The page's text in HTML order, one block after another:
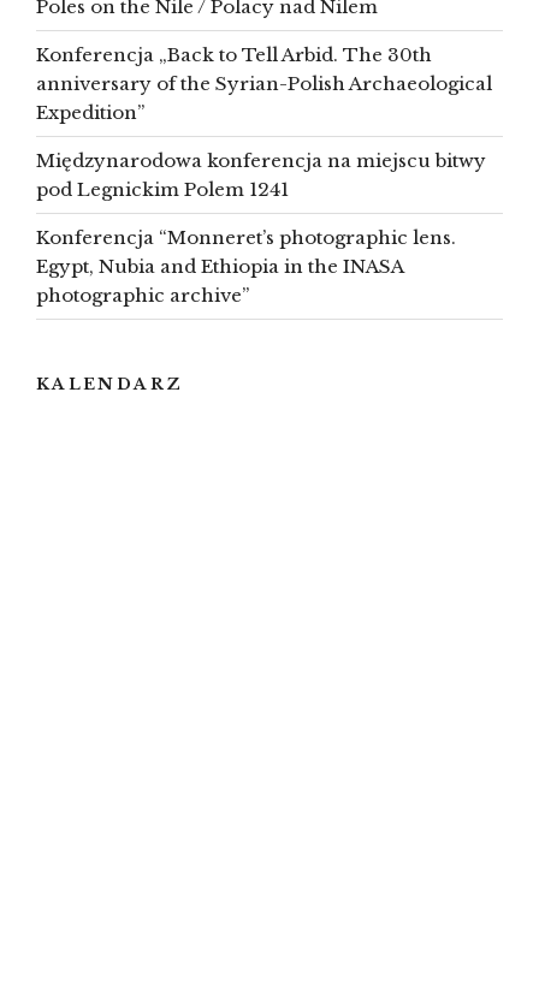
Poles on the Nile / Polacy nad Nilem
Konferencja „Back to Tell Arbid. The 30th
anniversary of the Syrian-Polish Archaeological
Expedition”
Międzynarodowa konferencja na miejscu bitwy
pod Legnickim Polem 1241
Konferencja “Monneret’s photographic lens.
Egypt, Nubia and Ethiopia in the INASA
photographic archive”
KALENDARZ